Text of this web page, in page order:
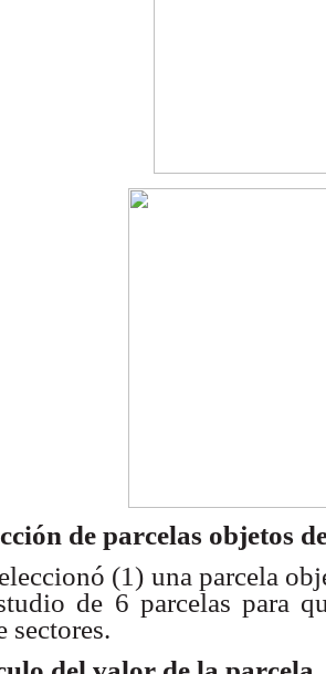
de parcelas objetos
(1) una parcela
de 6 parcelas para
sectores.